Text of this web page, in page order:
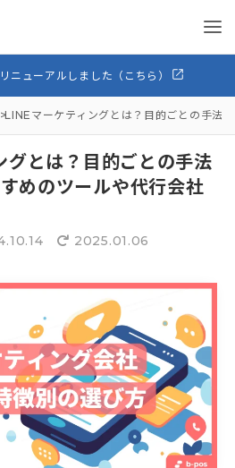
ューアルしました（こちら）
LINEマーケティングとは？目的ごとの手法
グとは？目的ごとの手法
めのツールや代行会社
 2025.01.06